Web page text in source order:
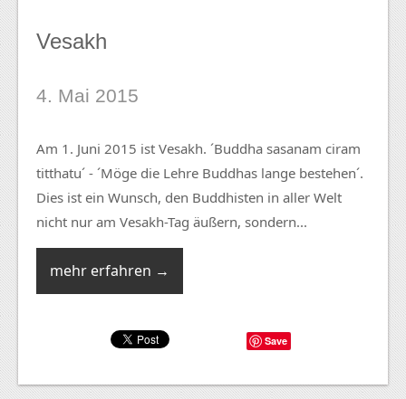
Vesakh
4. Mai 2015
Am 1. Juni 2015 ist Vesakh. ´Buddha sasanam ciram
titthatu´ - ´Möge die Lehre Buddhas lange bestehen´.
Dies ist ein Wunsch, den Buddhisten in aller Welt
nicht nur am Vesakh-Tag äußern, sondern...
mehr erfahren →
Save